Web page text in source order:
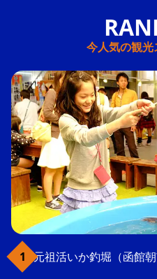
今人気の観
元祖活いか釣堀（函館朝